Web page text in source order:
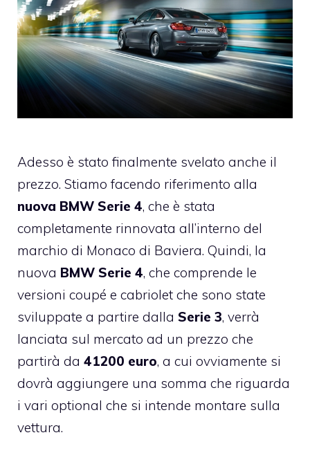
Adesso è stato finalmente svelato anche il
prezzo. Stiamo facendo riferimento alla
nuova BMW Serie 4, che è stata
completamente rinnovata all’interno del
marchio di Monaco di Baviera. Quindi, la
nuova BMW Serie 4, che comprende le
versioni coupé e cabriolet che sono state
sviluppate a partire dalla Serie 3, verrà
lanciata sul mercato ad un prezzo che
partirà da 41200 euro, a cui ovviamente si
dovrà aggiungere una somma che riguarda
i vari optional che si intende montare sulla
vettura.